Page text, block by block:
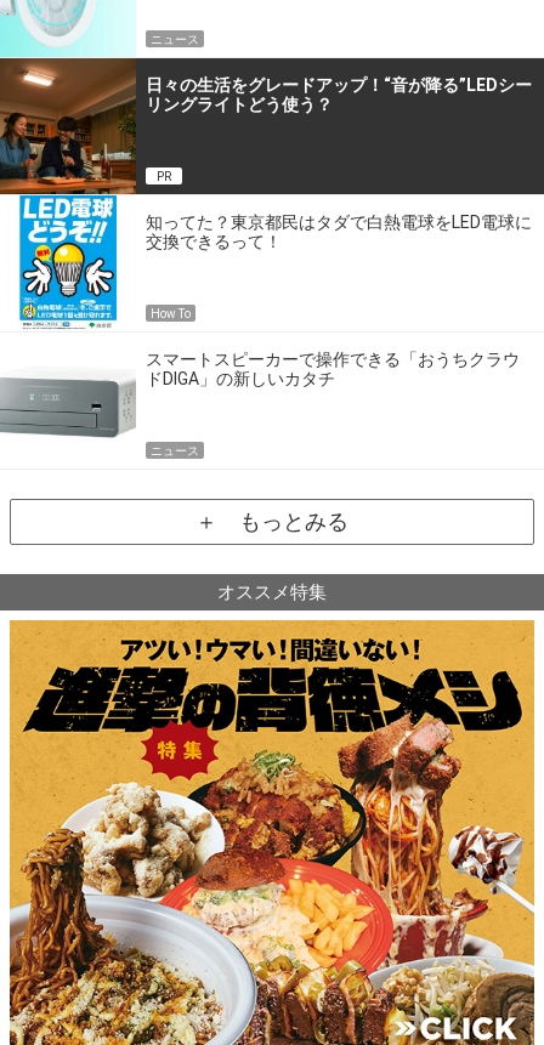
ニュース
日々の生活をグレードアップ！“音が降る”LEDシー
リングライトどう使う？
PR
知ってた？東京都民はタダで白熱電球をLED電球に
交換できるって！
How To
スマートスピーカーで操作できる「おうちクラウ
ドDIGA」の新しいカタチ
ニュース
＋ もっとみる
オススメ特集